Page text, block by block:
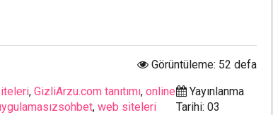
Görüntüleme: 52 defa
, GizliArzu.com tanıtımı, online
, web siteleri
Yayınlanma
Tarihi: 03